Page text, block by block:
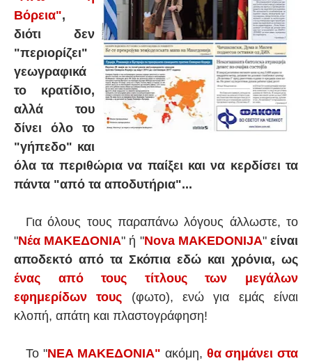
Βόρεια",
διότι δεν
"περιορίζει"
γεωγραφικά
το κρατίδιο,
αλλά του
δίνει όλο το
"γήπεδο" και
όλα τα περιθώρια να παίξει και να κερδίσει τα
πάντα "από τα αποδυτήρια"...
Για όλους τους παραπάνω λόγους άλλωστε, το
"Νέα ΜΑΚΕΔΟΝΙΑ" ή "Nova MAKEDONIJA"είναι
αποδεκτό από τα Σκόπια εδώ και χρόνια, ως
ένας από τους τίτλους των μεγάλων
εφημερίδων τους (φωτο), ενώ για εμάς είναι
κλοπή, απάτη και πλαστογράφηση!
Το "ΝΕΑ ΜΑΚΕΔΟΝΙΑ"ακόμη, θα σημάνει στα